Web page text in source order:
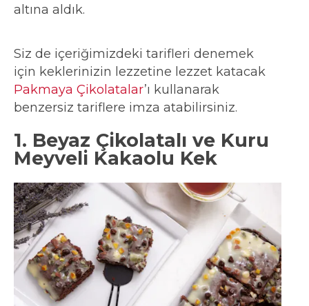
altına aldık.
Siz de içeriğimizdeki tarifleri denemek
için keklerinizin lezzetine lezzet katacak
Pakmaya Çikolatalar’ı kullanarak
benzersiz tariflere imza atabilirsiniz.
1. Beyaz Çikolatalı ve Kuru
Meyveli Kakaolu Kek